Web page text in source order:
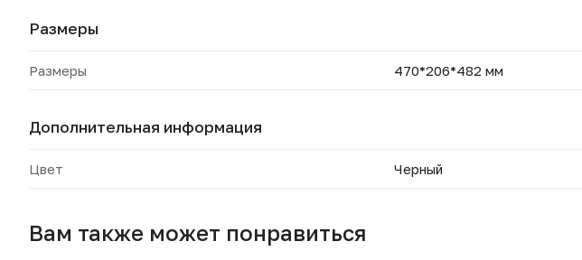
Размеры
Размеры 470*206*482 мм
Дополнительная информация
Цвет Черный
Вам также может понравиться